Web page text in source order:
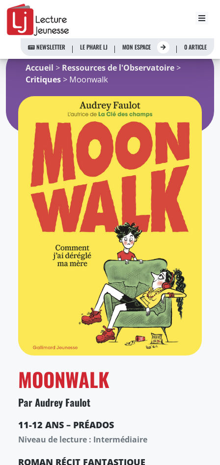
Aller
contenu
NEWSLETTER LE PHARE LJ MON ESPACE 0 ARTICLE
Accueil > Ressources de l'Observatoire >
Critiques > Moonwalk
MOONWALK
Par Audrey Faulot
11-12 ANS – PRÉADOS
Niveau de lecture : Intermédiaire
ROMAN RÉCIT FANTASTIQUE